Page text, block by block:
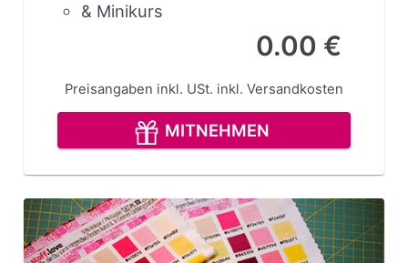
& Minikurs
0.00 €
Preisangaben inkl. USt. inkl. Versandkosten
MITNEHMEN